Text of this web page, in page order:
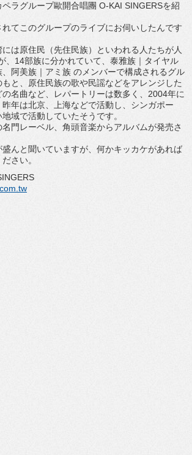
ラグループ歐開合唱團 O-KAI SINGERSを紹
てこのグループのライブにお伺いしたんです
は原住民（先住民族）といわれる人たちが人
、14部族に分かれていて、泰雅族｜タイヤル
阿美族｜アミ族 のメンバーで構成されるグル
と、原住民族の歌や民謡などをアレンジした
名曲など、レパートリーは数多く、2004年に
年は北京、上海などで活動し、シンガポー
域で活動していたそうです。
門レーベル、角頭音楽からアルバムが発売さ
盛んと聞いていますが、何かキッカケがあれば
さい。